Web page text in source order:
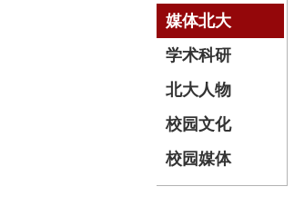
媒体北大
学术科研
北大人物
校园文化
校园媒体